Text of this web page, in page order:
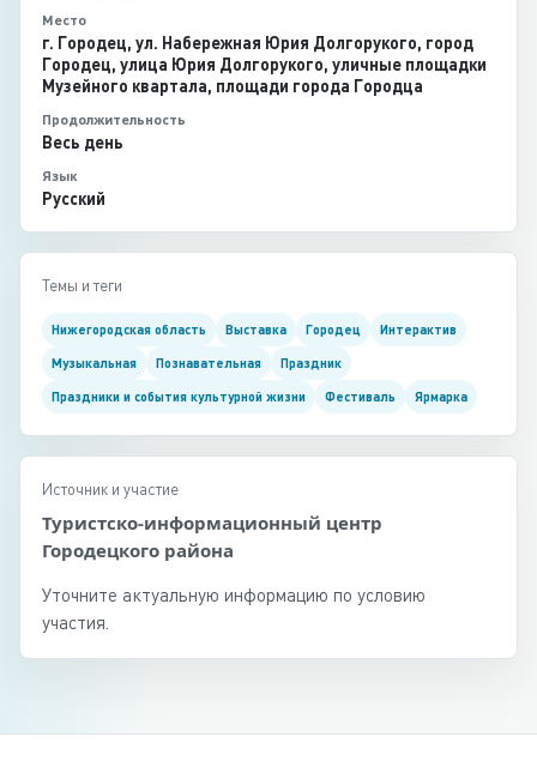
Место
г. Городец, ул. Набережная Юрия Долгорукого, город
Городец, улица Юрия Долгорукого, уличные площадки
Музейного квартала, площади города Городца
Продолжительность
Весь день
Язык
Русский
Темы и теги
Нижегородская область Выставка Городец Интерактив
Музыкальная Познавательная Праздник
Праздники и события культурной жизни Фестиваль Ярмарка
Источник и участие
Туристско-информационный центр
Городецкого района
Уточните актуальную информацию по условию
участия.